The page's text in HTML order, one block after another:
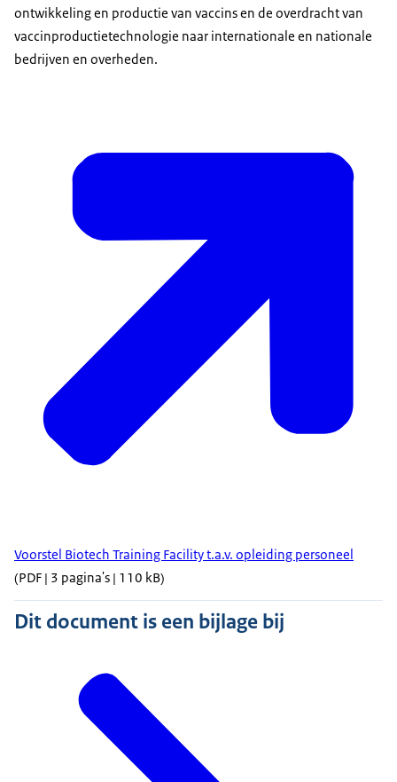
ontwikkeling en productie van vaccins en de overdracht van
vaccinproductietechnologie naar internationale en nationale
bedrijven en overheden.
Voorstel Biotech Training Facility t.a.v. opleiding personeel
(PDF | 3 pagina's | 110 kB)
Dit document is een bijlage bij